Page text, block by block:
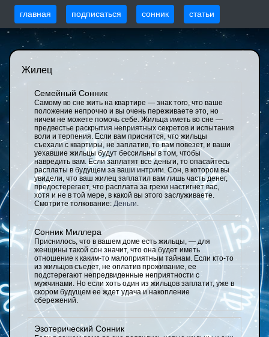
главная подписаться сонник статьи
Жилец
Семейный Сонник
Самому во сне жить на квартире — знак того, что ваше
положение непрочно и вы очень переживаете это, но
ничем не можете помочь себе. Жильца иметь во сне —
предвестье раскрытия неприятных секретов и испытания
воли и терпения. Если вам приснится, что жильцы
съехали с квартиры, не заплатив, то вам повезет, и ваши
уехавшие жильцы будут бессильны в том, чтобы
навредить вам. Если заплатят все деньги, то опасайтесь
расплаты в будущем за ваши интриги. Сон, в котором вы
увидели, что ваш жилец заплатил вам лишь часть денег,
предостерегает, что расплата за грехи настигнет вас,
хотя и не в той мере, в какой вы этого заслуживаете.
Смотрите толкование: Деньги.
Сонник Миллера
Приснилось, что в вашем доме есть жильцы, — для
женщины такой сон значит, что она будет иметь
отношение к каким-то малоприятным тайнам. Если кто-то
из жильцов съедет, не оплатив проживание, ее
подстерегают непредвиденные неприятности с
мужчинами. Но если хоть один из жильцов заплатит, уже в
скором будущем ее ждет удача и накопление
сбережений.
Эзотерический Сонник